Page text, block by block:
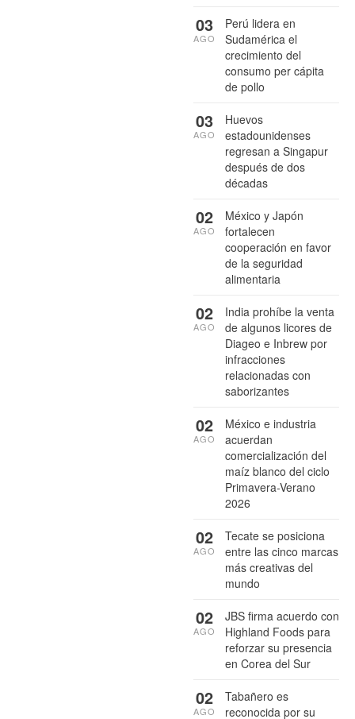
Perú lidera en
Sudamérica el
crecimiento del
consumo per cápita
de pollo
03
AGO
Huevos
estadounidenses
regresan a Singapur
después de dos
décadas
03
AGO
México y Japón
fortalecen
cooperación en favor
de la seguridad
alimentaria
02
AGO
India prohíbe la venta
de algunos licores de
Diageo e Inbrew por
infracciones
relacionadas con
saborizantes
02
AGO
México e industria
acuerdan
comercialización del
maíz blanco del ciclo
Primavera-Verano
2026
02
AGO
Tecate se posiciona
entre las cinco marcas
más creativas del
mundo
02
AGO
JBS firma acuerdo con
Highland Foods para
reforzar su presencia
en Corea del Sur
02
AGO
Tabañero es
reconocida por su
02
AGO